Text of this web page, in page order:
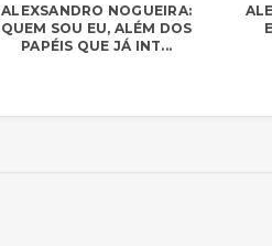
ALEXSANDRO NOGUEIRA:
QUEM SOU EU, ALÉM DOS
PAPÉIS QUE JÁ INT...